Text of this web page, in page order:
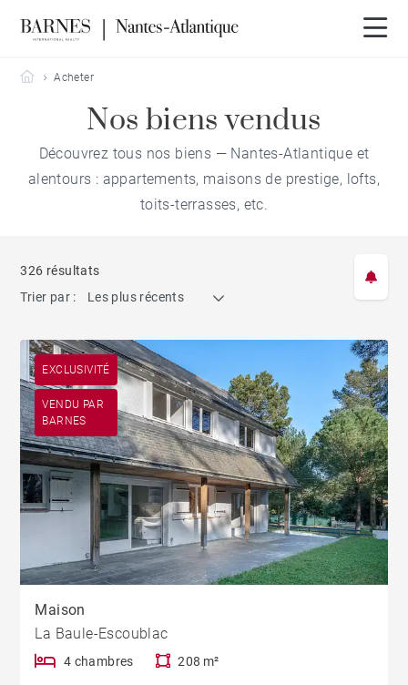
Barnes Nantes-Atlantique
Acheter
Nos biens vendus
Découvrez tous nos biens — Nantes-Atlantique et
alentours : appartements, maisons de prestige, lofts,
toits-terrasses, etc.
326 résultats
Trier par :
Les plus récents
EXCLUSIVITÉ
VENDU PAR
BARNES
Maison
La Baule-Escoublac
4 chambres 208 m²